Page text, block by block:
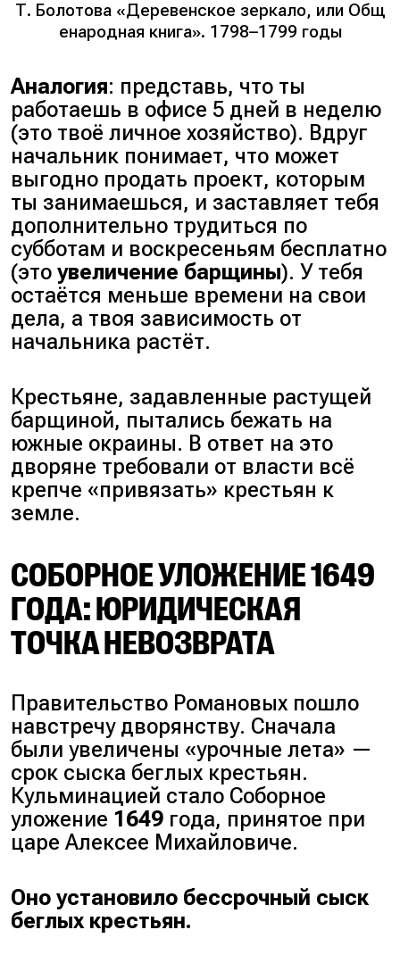
Т. Болотова «Деревенское зеркало, или Общ
енародная книга». 1798–1799 годы
Аналогия: представь, что ты
работаешь в офисе 5 дней в неделю
(это твоё личное хозяйство). Вдруг
начальник понимает, что может
выгодно продать проект, которым
ты занимаешься, и заставляет тебя
дополнительно трудиться по
субботам и воскресеньям бесплатно
(этоувеличение барщины). У тебя
остаётся меньше времени на свои
дела, а твоя зависимость от
начальника растёт.
Крестьяне, задавленные растущей
барщиной, пытались бежать на
южные окраины. В ответ на это
дворяне требовали от власти всё
крепче «привязать» крестьян к
земле.
СОБОРНОЕ УЛОЖЕНИЕ 1649
ГОДА: ЮРИДИЧЕСКАЯ
ТОЧКА НЕВОЗВРАТА
Правительство Романовых пошло
навстречу дворянству. Сначала
были увеличены «урочные лета» —
срок сыска беглых крестьян.
Кульминацией стало Соборное
уложение 1649 года, принятое при
царе Алексее Михайловиче.
Оно установило бессрочный сыск
беглых крестьян.